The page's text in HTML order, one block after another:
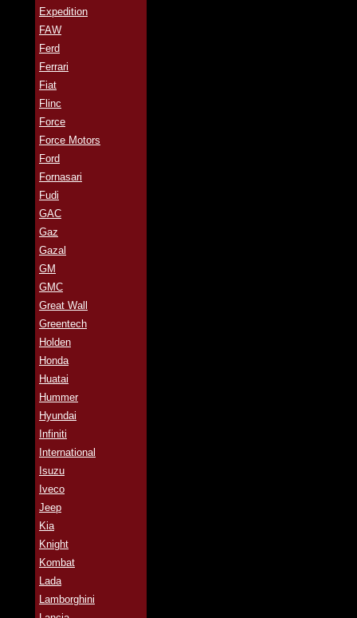
Expedition
FAW
Ferd
Ferrari
Fiat
Flinc
Force
Force Motors
Ford
Fornasari
Fudi
GAC
Gaz
Gazal
GM
GMC
Great Wall
Greentech
Holden
Honda
Huatai
Hummer
Hyundai
Infiniti
International
Isuzu
Iveco
Jeep
Kia
Knight
Kombat
Lada
Lamborghini